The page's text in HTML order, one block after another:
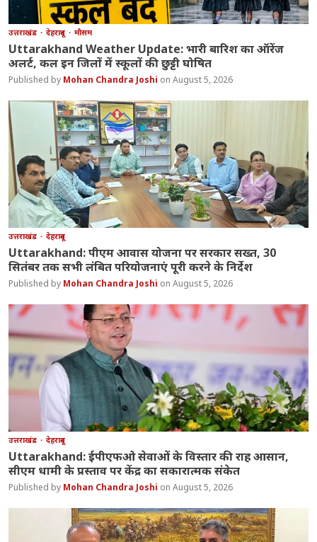
उत्तराखंड देहरादून मौसम
Uttarakhand Weather Update: भारी बारिश का ऑरेंज
अलर्ट, कल इन जिलों में स्कूलों की छुट्टी घोषित
Mohan Chandra Joshi August 5, 2026
उत्तराखंड देहरादून
Uttarakhand: पीएम आवास योजना पर सरकार सख्त, 30
सितंबर तक सभी लंबित परियोजनाएं पूरी करने के निर्देश
Mohan Chandra Joshi August 5, 2026
उत्तराखंड देहरादून
Uttarakhand: ईपीएफओ सेवाओं के विस्तार की राह आसान,
सीएम धामी के प्रस्ताव पर केंद्र का सकारात्मक संकेत
Mohan Chandra Joshi August 5, 2026